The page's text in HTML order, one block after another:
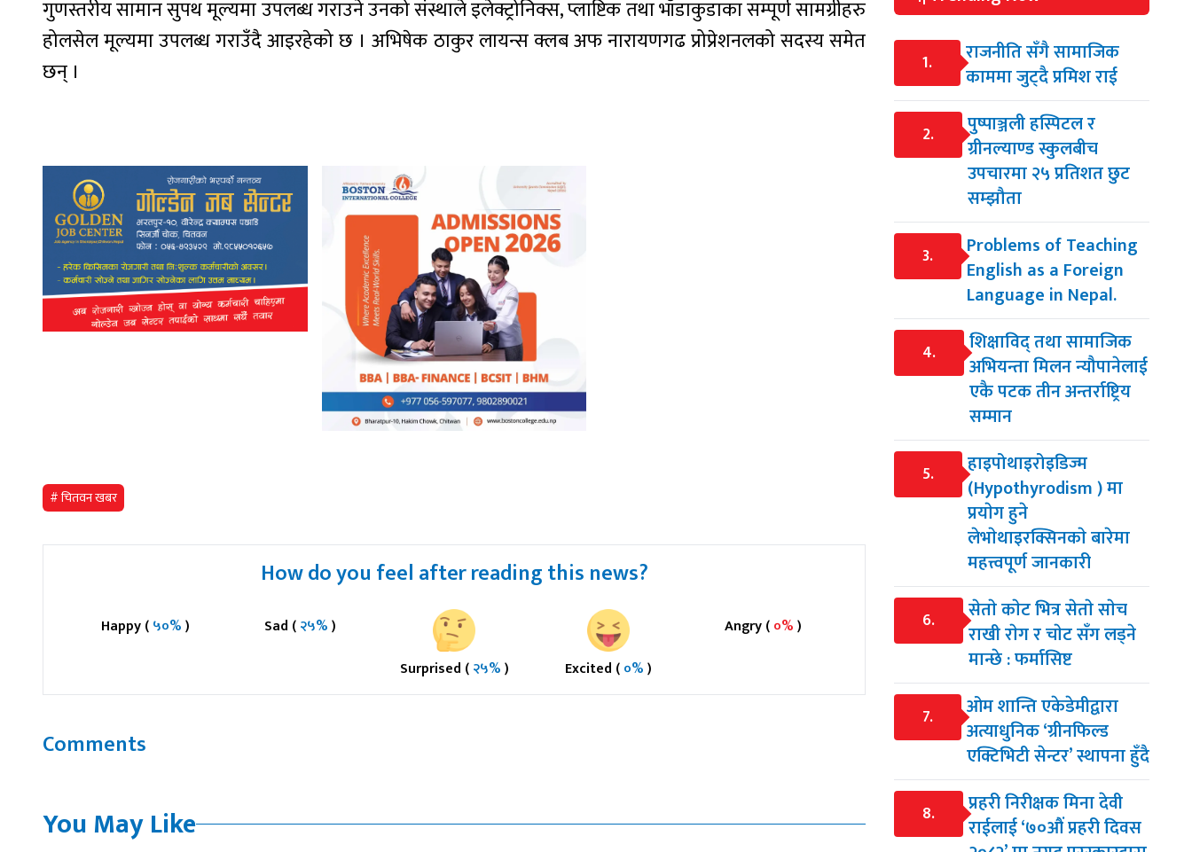
गुणस्तरीय सामान सुपथ मूल्यमा उपलब्ध गराउने उनको संस्थाले इलेक्ट्रोनिक्स, प्लाष्टिक तथा भाँडाकुडाका सम्पूर्ण सामग्रीहरु
होलसेल मूल्यमा उपलब्ध गराउँदै आइरहेको छ । अभिषेक ठाकुर लायन्स क्लब अफ नारायणगढ प्रोप्रेशनलको सदस्य समेत
छन् ।
# चितवन खबर
How do you feel after reading this news?
Happy (५०%) Sad (२५%)
Surprised (२५%) Excited (०%)
Angry (०%)
Comments
You May Like
1.
राजनीति सँगै सामाजिक
काममा जुट्दै प्रमिश राई
2.
पुष्पाञ्जली हस्पिटल र
ग्रीनल्याण्ड स्कुलबीच
उपचारमा २५ प्रतिशत छुट
सम्झौता
3.
Problems of Teaching
English as a Foreign
Language in Nepal.
4.
शिक्षाविद् तथा सामाजिक
अभियन्ता मिलन न्यौपानेलाई
एकै पटक तीन अन्तर्राष्ट्रिय
सम्मान
5.
हाइपोथाइरोइडिज्म
(Hypothyrodism ) मा
प्रयाेग हुने
लेभाेथाइरक्सिनकाे बारेमा
महत्त्वपूर्ण जानकारी
6.
सेताे काेट भित्र सेताे साेच
राखी राेग र चाेट सँग लड्ने
मान्छे : फर्मासिष्ट
7.
ओम शान्ति एकेडेमीद्वारा
अत्याधुनिक ‘ग्रीनफिल्ड
एक्टिभिटी सेन्टर’ स्थापना हुँदै
8.
प्रहरी निरीक्षक मिना देवी
राईलाई ‘७०औं प्रहरी दिवस